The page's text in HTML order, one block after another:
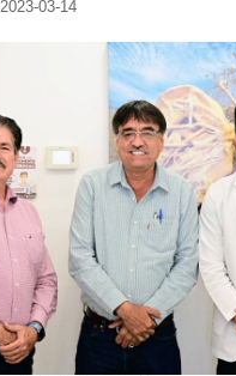
2023-03-14